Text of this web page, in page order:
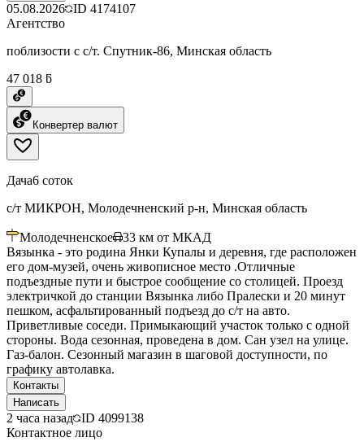
05.08.2026 ID 4174107
Агентство
поблизости с с/т. Спутник-86, Минская область
47 018 ƃ
Конвертер валют
Дача6 соток
с/т МИКРОН, Молодечненский р-н, Минская область
Молодечненское 33 км от МКАД
Вязынка - это родина Янки Купалы и деревня, где расположен
его дом-музей, очень живописное место .Отличные
подъездные пути и быстрое сообщение со столицей. Проезд
электричкой до станции Вязынка либо Пралески и 20 минут
пешком, асфальтированный подъезд до с/т на авто.
Приветливые соседи. Примыкающий участок только с одной
стороны. Вода сезонная, проведена в дом. Сан узел на улице.
Газ-балон. Сезонный магазин в шаговой доступности, по
графику автолавка.
Контакты
Написать
2 часа назад ID 4099138
Контактное лицо